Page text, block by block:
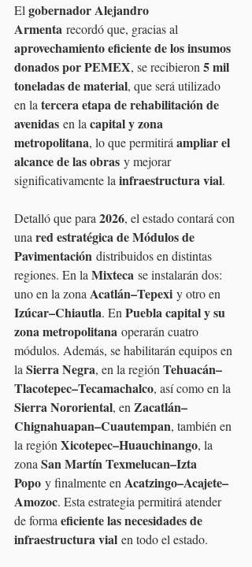
El gobernador Alejandro
Armenta recordó que, gracias al
aprovechamiento eficiente de los insumos
donados por PEMEX, se recibieron 5 mil
toneladas de material, que será utilizado
en la tercera etapa de rehabilitación de
avenidas en la capital y zona
metropolitana, lo que permitirá ampliar el
alcance de las obras y mejorar
significativamente la infraestructura vial.
Detalló que para 2026, el estado contará con
una red estratégica de Módulos de
Pavimentación distribuidos en distintas
regiones. En la Mixteca se instalarán dos:
uno en la zona Acatlán–Tepexi y otro en
Izúcar–Chiautla. En Puebla capital y su
zona metropolitana operarán cuatro
módulos. Además, se habilitarán equipos en
la Sierra Negra, en la región Tehuacán–
Tlacotepec–Tecamachalco, así como en la
Sierra Nororiental, en Zacatlán–
Chignahuapan–Cuautempan, también en
la región Xicotepec–Huauchinango, la
zona San Martín Texmelucan–Izta
Popo y finalmente en Acatzingo–Acajete–
Amozoc. Esta estrategia permitirá atender
de forma eficiente las necesidades de
infraestructura vial en todo el estado.